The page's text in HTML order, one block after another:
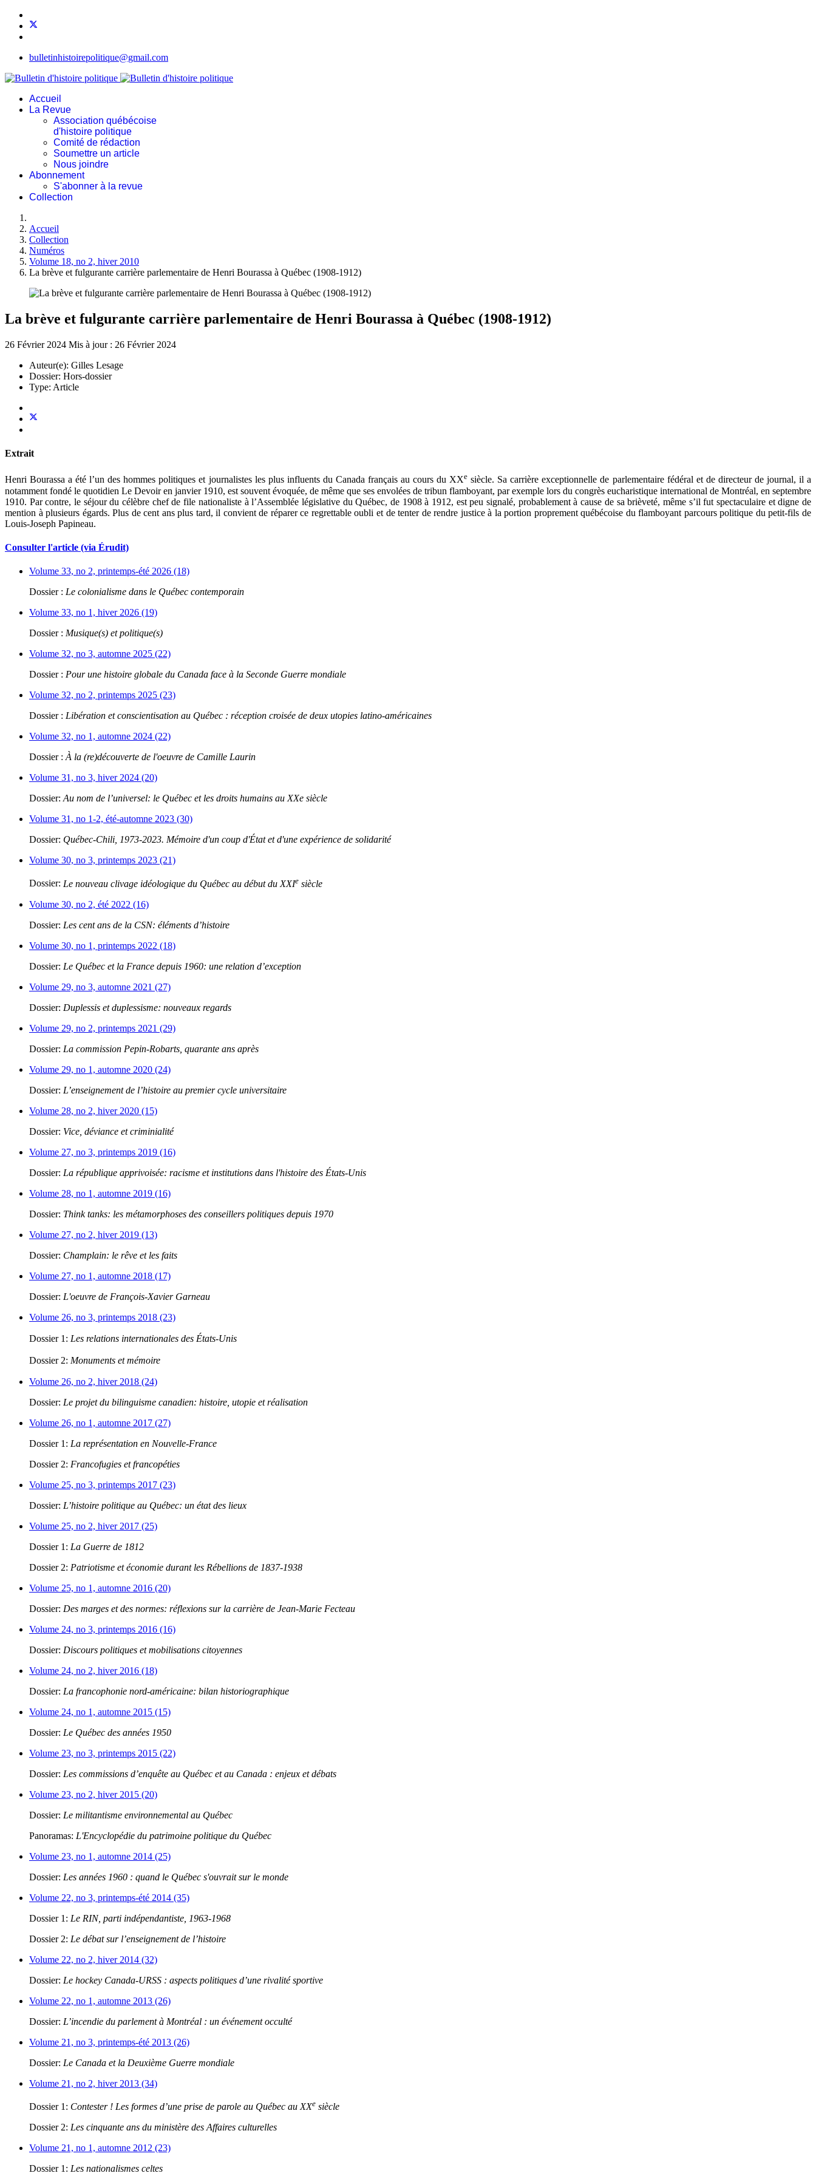
bulletinhistoirepolitique@gmail.com
Accueil
La Revue
Association québécoise
d'histoire politique
Comité de rédaction
Soumettre un article
Nous joindre
Abonnement
S'abonner à la revue
Collection
Accueil
Collection
Numéros
Volume 18, no 2, hiver 2010
La brève et fulgurante carrière parlementaire de Henri Bourassa à Québec (1908-1912)
La brève et fulgurante carrière parlementaire de Henri Bourassa à Québec (1908-1912)
26 Février 2024 Mis à jour : 26 Février 2024
Auteur(e): Gilles Lesage
Dossier: Hors-dossier
Type: Article
Extrait
Henri Bourassa a été l’un des hommes politiques et journalistes les plus influents du Canada français au cours du XXe siècle. Sa carrière exceptionnelle de parlementaire fédéral et de directeur de journal, il a
notamment fondé le quotidien Le Devoir en janvier 1910, est souvent évoquée, de même que ses envolées de tribun flamboyant, par exemple lors du congrès eucharistique international de Montréal, en septembre
1910. Par contre, le séjour du célèbre chef de file nationaliste à l’Assemblée législative du Québec, de 1908 à 1912, est peu signalé, probablement à cause de sa brièveté, même s’il fut spectaculaire et digne de
mention à plusieurs égards. Plus de cent ans plus tard, il convient de réparer ce regrettable oubli et de tenter de rendre justice à la portion proprement québécoise du flamboyant parcours politique du petit-fils de
Louis-Joseph Papineau.
Consulter l'article (via Érudit)
Volume 33, no 2, printemps-été 2026 (18)
Dossier : Le colonialisme dans le Québec contemporain
Volume 33, no 1, hiver 2026 (19)
Dossier : Musique(s) et politique(s)
Volume 32, no 3, automne 2025 (22)
Dossier : Pour une histoire globale du Canada face à la Seconde Guerre mondiale
Volume 32, no 2, printemps 2025 (23)
Dossier : Libération et conscientisation au Québec : réception croisée de deux utopies latino-américaines
Volume 32, no 1, automne 2024 (22)
Dossier : À la (re)découverte de l'oeuvre de Camille Laurin
Volume 31, no 3, hiver 2024 (20)
Dossier: Au nom de l’universel: le Québec et les droits humains au XXe siècle
Volume 31, no 1-2, été-automne 2023 (30)
Dossier: Québec-Chili, 1973-2023. Mémoire d'un coup d'État et d'une expérience de solidarité
Volume 30, no 3, printemps 2023 (21)
Dossier: Le nouveau clivage idéologique du Québec au début du XXIe siècle
Volume 30, no 2, été 2022 (16)
Dossier: Les cent ans de la CSN: éléments d’histoire
Volume 30, no 1, printemps 2022 (18)
Dossier: Le Québec et la France depuis 1960: une relation d’exception
Volume 29, no 3, automne 2021 (27)
Dossier: Duplessis et duplessisme: nouveaux regards
Volume 29, no 2, printemps 2021 (29)
Dossier: La commission Pepin-Robarts, quarante ans après
Volume 29, no 1, automne 2020 (24)
Dossier: L’enseignement de l’histoire au premier cycle universitaire
Volume 28, no 2, hiver 2020 (15)
Dossier: Vice, déviance et criminialité
Volume 27, no 3, printemps 2019 (16)
Dossier: La république apprivoisée: racisme et institutions dans l'histoire des États-Unis
Volume 28, no 1, automne 2019 (16)
Dossier: Think tanks: les métamorphoses des conseillers politiques depuis 1970
Volume 27, no 2, hiver 2019 (13)
Dossier: Champlain: le rêve et les faits
Volume 27, no 1, automne 2018 (17)
Dossier: L'oeuvre de François-Xavier Garneau
Volume 26, no 3, printemps 2018 (23)
Dossier 1: Les relations internationales des États-Unis
Dossier 2: Monuments et mémoire
Volume 26, no 2, hiver 2018 (24)
Dossier: Le projet du bilinguisme canadien: histoire, utopie et réalisation
Volume 26, no 1, automne 2017 (27)
Dossier 1: La représentation en Nouvelle-France
Dossier 2: Francofugies et francopéties
Volume 25, no 3, printemps 2017 (23)
Dossier: L’histoire politique au Québec: un état des lieux
Volume 25, no 2, hiver 2017 (25)
Dossier 1: La Guerre de 1812
Dossier 2: Patriotisme et économie durant les Rébellions de 1837-1938
Volume 25, no 1, automne 2016 (20)
Dossier: Des marges et des normes: réflexions sur la carrière de Jean-Marie Fecteau
Volume 24, no 3, printemps 2016 (16)
Dossier: Discours politiques et mobilisations citoyennes
Volume 24, no 2, hiver 2016 (18)
Dossier: La francophonie nord-américaine: bilan historiographique
Volume 24, no 1, automne 2015 (15)
Dossier: Le Québec des années 1950
Volume 23, no 3, printemps 2015 (22)
Dossier: Les commissions d’enquête au Québec et au Canada : enjeux et débats
Volume 23, no 2, hiver 2015 (20)
Dossier: Le militantisme environnemental au Québec
Panoramas: L'Encyclopédie du patrimoine politique du Québec
Volume 23, no 1, automne 2014 (25)
Dossier: Les années 1960 : quand le Québec s'ouvrait sur le monde
Volume 22, no 3, printemps-été 2014 (35)
Dossier 1: Le RIN, parti indépendantiste, 1963-1968
Dossier 2: Le débat sur l’enseignement de l’histoire
Volume 22, no 2, hiver 2014 (32)
Dossier: Le hockey Canada-URSS : aspects politiques d’une rivalité sportive
Volume 22, no 1, automne 2013 (26)
Dossier: L’incendie du parlement à Montréal : un événement occulté
Volume 21, no 3, printemps-été 2013 (26)
Dossier: Le Canada et la Deuxième Guerre mondiale
Volume 21, no 2, hiver 2013 (34)
Dossier 1: Contester ! Les formes d’une prise de parole au Québec au XXe siècle
Dossier 2: Les cinquante ans du ministère des Affaires culturelles
Volume 21, no 1, automne 2012 (23)
Dossier 1: Les nationalismes celtes